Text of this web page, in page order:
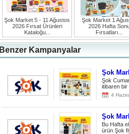
Şok Market 5 - 11 Ağustos
2026 Fırsat Ürünleri
Kataloğu...
Şok Market 1
2026 Hafta
Fırsatları...
Benzer Kampanyalar
Şok
Şok
itibaren bir
4
Şok
Bu Hafta
ürün Şok